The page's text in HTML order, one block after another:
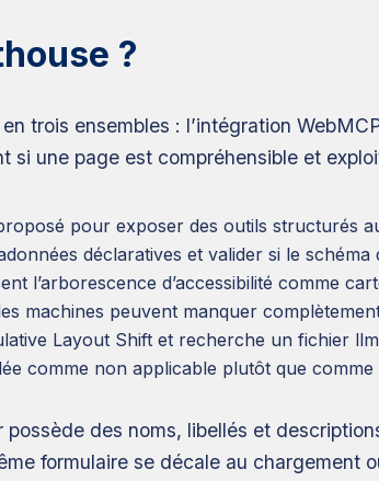
?
trois ensembles : l’intégration
une page est compréhensible et
pour exposer des outils structurés
déclaratives et valider si le schéma
l’arborescence d’accessibilité comme
machines peuvent manquer complètement
Layout Shift et recherche un fichier
comme non applicable plutôt que comme
des noms, libellés et
formulaire se décale au chargement